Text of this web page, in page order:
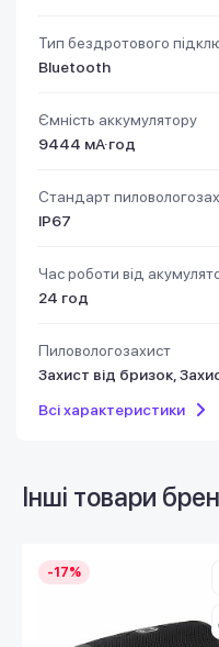
Тип бездротового
Bluetooth
Ємність аккумулятору
9444 мА·год
Стандарт
IP67
Час роботи від
24 год
Пиловологозахист
Захист від бризок,
Всі характеристики
Інші товари
-17%